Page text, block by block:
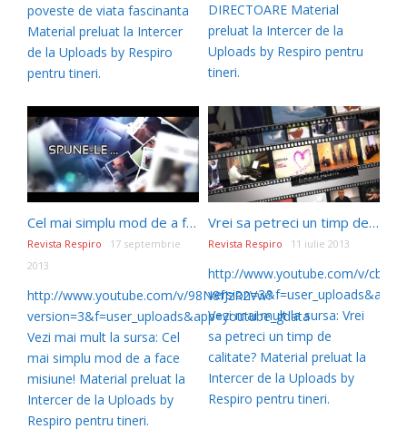
poveste de viata fascinanta
Material preluat la Intercer
de la Uploads by Respiro
pentru tineri.
DIRECTOARE Material
preluat la Intercer de la
Uploads by Respiro pentru
tineri.
Cel mai simplu mod de a face misiune!
Revista Respiro
17 septembrie
2013
http://www.youtube.com/v/98N8fJzR2Vw?
version=3&f=user_uploads&app=youtube_gdata
Vezi mai mult la sursa: Cel
mai simplu mod de a face
misiune! Material preluat la
Intercer de la Uploads by
Respiro pentru tineri.
Vrei sa petreci un timp de calitate?
Revista Respiro 11 iulie 2013
http://www.youtube.com/v/
Vezi mai mult la sursa: Vrei
sa petreci un timp de
calitate? Material preluat la
Intercer de la Uploads by
Respiro pentru tineri.